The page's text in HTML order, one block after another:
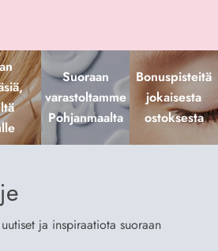
Suoraan
varastoltamme
Pohjanmaalta
Bonuspisteitä
jokaisesta
ostoksesta
ja inspiraatiota suoraan